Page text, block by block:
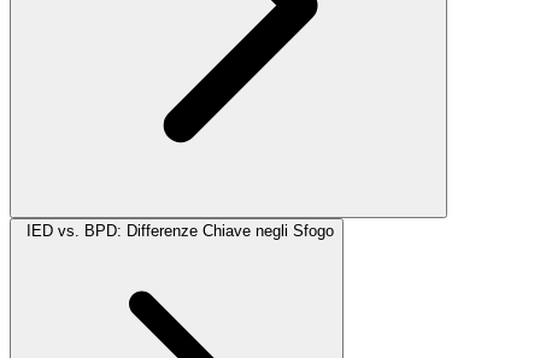
IED vs. BPD: Differenze Chiave negli Sfogo